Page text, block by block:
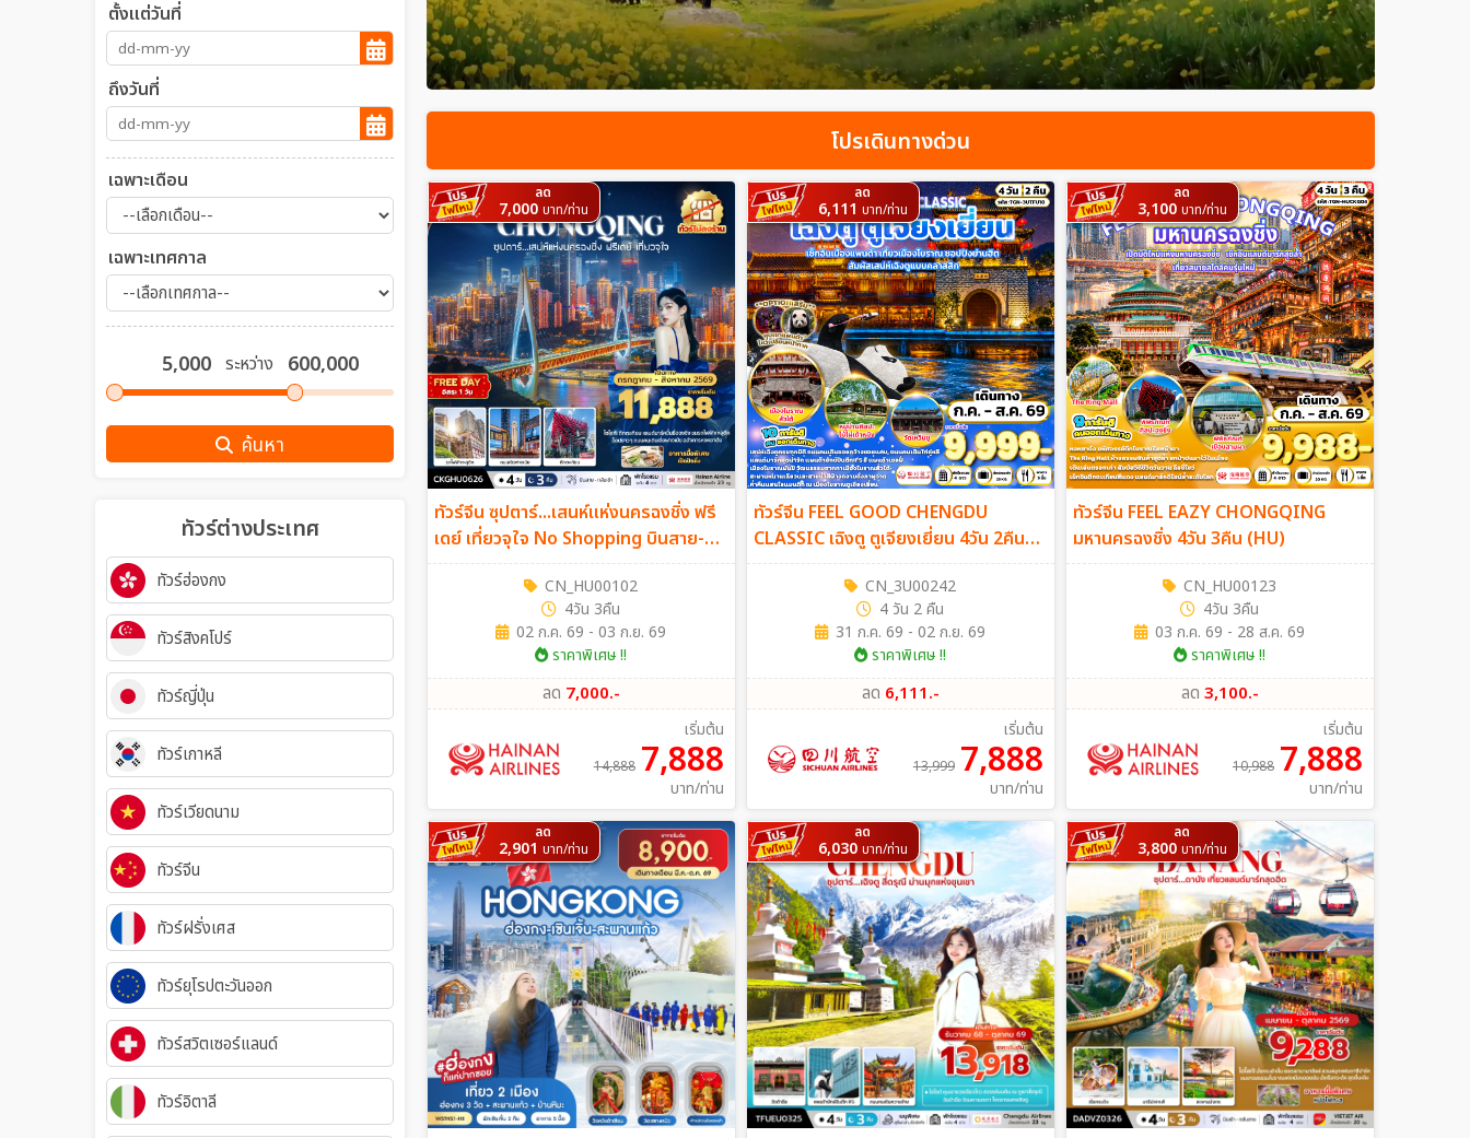
ตั้งแต่วันที่
ถึงวันที่
เฉพาะเดือน
เฉพาะเทศกาล
ระหว่าง
ค้นหา
ทัวร์ต่างประเทศ
ทัวร์ฮ่องกง
ทัวร์สิงคโปร์
ทัวร์ญี่ปุ่น
ทัวร์เกาหลี
ทัวร์เวียดนาม
ทัวร์จีน
ทัวร์ฝรั่งเศส
ทัวร์ยุโรปตะวันออก
ทัวร์สวิตเซอร์แลนด์
ทัวร์อิตาลี
โปรเดินทางด่วน
ลด
7,000 บาท/ท่าน
ทัวร์จีน ซุปตาร์...เสนห์แห่งนครฉงชิ่ง ฟรี
เดย์ เที่ยวจุใจ No Shopping บินสาย-
กลับเช้า 4วัน 3คืน (HU)
CN_HU00102
4วัน 3คืน
02 ก.ค. 69 - 03 ก.ย. 69
ราคาพิเศษ !!
ลด 7,000.-
เริ่มต้น
14,888 7,888
บาท/ท่าน
ลด
6,111 บาท/ท่าน
ทัวร์จีน FEEL GOOD CHENGDU
CLASSIC เฉิงตู ตูเจียงเยี่ยน 4วัน 2คืน
(3U)
CN_3U00242
4 วัน 2 คืน
31 ก.ค. 69 - 02 ก.ย. 69
ราคาพิเศษ !!
ลด 6,111.-
เริ่มต้น
13,999 7,888
บาท/ท่าน
ลด
3,100 บาท/ท่าน
ทัวร์จีน FEEL EAZY CHONGQING
มหานครฉงชิ่ง 4วัน 3คืน (HU)
CN_HU00123
4วัน 3คืน
03 ก.ค. 69 - 28 ส.ค. 69
ราคาพิเศษ !!
ลด 3,100.-
เริ่มต้น
10,988 7,888
บาท/ท่าน
ลด
2,901 บาท/ท่าน
ลด
6,030 บาท/ท่าน
ลด
3,800 บาท/ท่าน